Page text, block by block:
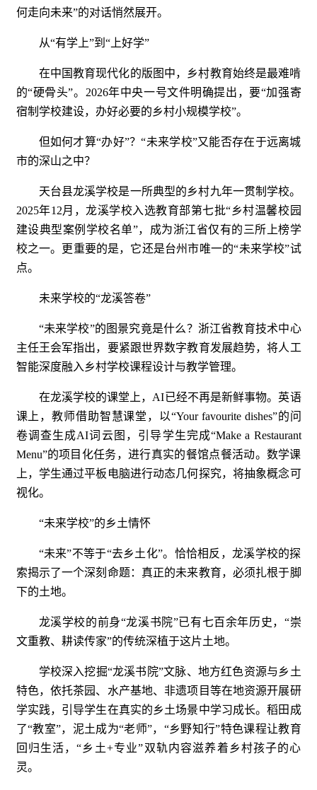
何走向未来”的对话悄然展开。
从“有学上”到“上好学”
在中国教育现代化的版图中，乡村教育始终是最难啃
的“硬骨头”。2026年中央一号文件明确提出，要“加强寄
宿制学校建设，办好必要的乡村小规模学校”。
但如何才算“办好”？“未来学校”又能否存在于远离城
市的深山之中？
天台县龙溪学校是一所典型的乡村九年一贯制学校。
2025年12月，龙溪学校入选教育部第七批“乡村温馨校园
建设典型案例学校名单”，成为浙江省仅有的三所上榜学
校之一。更重要的是，它还是台州市唯一的“未来学校”试
点。
未来学校的“龙溪答卷”
“未来学校”的图景究竟是什么？浙江省教育技术中心
主任王会军指出，要紧跟世界数字教育发展趋势，将人工
智能深度融入乡村学校课程设计与教学管理。
在龙溪学校的课堂上，AI已经不再是新鲜事物。英语
课上，教师借助智慧课堂，以“Your favourite dishes”的问
卷调查生成AI词云图，引导学生完成“Make a Restaurant
Menu”的项目化任务，进行真实的餐馆点餐活动。数学课
上，学生通过平板电脑进行动态几何探究，将抽象概念可
视化。
“未来学校”的乡土情怀
“未来”不等于“去乡土化”。恰恰相反，龙溪学校的探
索揭示了一个深刻命题：真正的未来教育，必须扎根于脚
下的土地。
龙溪学校的前身“龙溪书院”已有七百余年历史，“崇
文重教、耕读传家”的传统深植于这片土地。
学校深入挖掘“龙溪书院”文脉、地方红色资源与乡土
特色，依托茶园、水产基地、非遗项目等在地资源开展研
学实践，引导学生在真实的乡土场景中学习成长。稻田成
了“教室”，泥土成为“老师”，“乡野知行”特色课程让教育
回归生活，“乡土+专业”双轨内容滋养着乡村孩子的心
灵。